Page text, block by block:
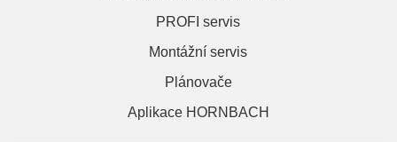
PROFI servis
Montážní servis
Plánovače
Aplikace HORNBACH